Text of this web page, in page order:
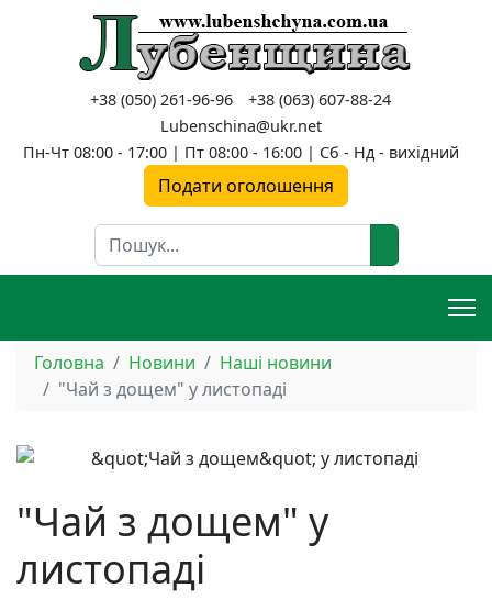
+38 (050) 261-96-96
+38 (063) 607-88-24
Lubenschina@ukr.net
Пн-Чт 08:00 - 17:00 | Пт 08:00 - 16:00 | Сб - Нд - вихідний
Подати оголошення
Пошук
Головна Новини
Наші новини
"Чай з дощем" у листопаді
"Чай з дощем" у
листопаді